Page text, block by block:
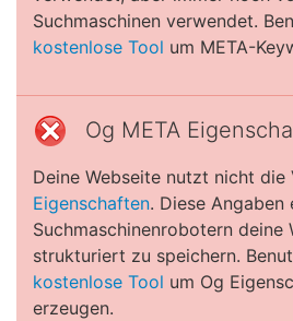
Suchmaschinen verwendet.
kostenlose Tool um META-
Og META
Deine Webseite nutzt nicht die
Eigenschaften. Diese Angaben
Suchmaschinenrobotern deine
strukturiert zu speichern.
kostenlose Tool um Og
erzeugen.